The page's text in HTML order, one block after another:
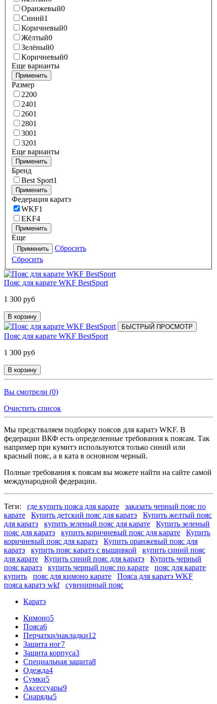
Оранжевый0
Синий1
Коричневый0
Жёлтый0
Зелёный0
Кoричневый0
Еще варианты
Применить
Размер
2200
2401
2601
2801
3001
3201
Еще варианты
Применить
Бренд
Best Sport1
Применить
Федерация каратэ
WKF1
EKF4
Применить
Еще
Применить
Сбросить
Сбросить
Пояс для карате WKF BestSport
1 300 руб
В корзину
БЫСТРЫЙ ПРОСМОТР
Пояс для карате WKF BestSport
1 300 руб
В корзину
Вы смотрели (0)
Очистить список
Мы предстваляем подборку поясов для каратэ WKF. В
федерации ВКФ есть определенные требования к поясам. Так
например при кумитэ используются только синий или
красный пояс, а в ката в основном черный.
Полные требования к поясам вы можете найти на сайте самой
международной федерации.
Теги: где купить пояса для карате
заказать черный пояс по
карате
Купить детский пояс для каратэ
Купить желтый пояс
для каратэ
купить зеленый пояс для карате
Купить зеленый
пояс для каратэ
купить коричневый пояс для карате
Купить
коричневый пояс для каратэ
Купить оранжевый пояс для
каратэ
купить пояс каратэ с вышивкой
купить синий пояс
для карате
Купить синий пояс для каратэ
Купить черный
пояс каратэ
купить черный пояс по карате
пояс для карате
купить
пояс для кимоно карате
Пояса для каратэ WKF
пояса каратэ wkf
сувенирный пояс
Каратэ
Кимоно5
Пояса6
Перчатки/накладки12
Защита ног7
Защита корпуса3
Специальная защита8
Одежда4
Сумки5
Аксессуары9
Снаряды5